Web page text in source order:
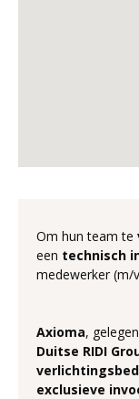
Om hun team te
een technisch
medewerker (m/
Axioma,
Duitse RIDI
exclusieve